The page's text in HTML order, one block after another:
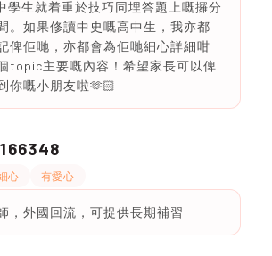
學生就着重於技巧同埋答題上嘅攞分
。如果修讀中史嘅高中生，我亦都
俾佢哋，亦都會為佢哋細心詳細咁
topic主要嘅內容！希望家長可以俾
你嘅小朋友啦🫶🏻
166348
心 有愛心
，外國回流，可捉供長期補習